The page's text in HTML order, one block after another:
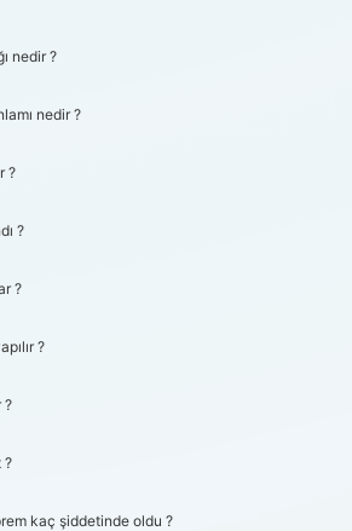
nedir ?
nedir ?
?
?
?
?
?
?
kaç şiddetinde oldu ?